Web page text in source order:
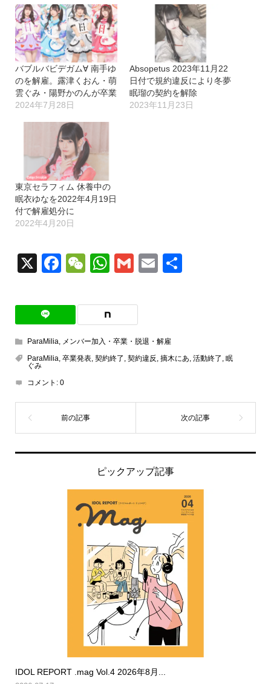
み
中…
バブルバビデガム∀ 南手ゆ
のを解雇。露津くおん・萌
雲ぐみ・陽野かのんが卒業
2024年7月28日
Absopetus 2023年11月22
日付で規約違反により冬夢
眠瑠の契約を解除
2023年11月23日
東京セラフィム 休養中の
眠衣ゆなを2022年4月19日
付で解雇処分に
2022年4月20日
X Facebook
WeChat
WhatsApp
GmailEmail
ParaMilia, メンバー加入・卒業・脱退・解雇
ParaMilia, 卒業発表, 契約終了 , 契約違反 , 摘木にあ, 活動終了 , 眠
ぐみ
コメント: 0
ピックアップ記事
IDOL REPORT .mag Vol.4 2026年8月...